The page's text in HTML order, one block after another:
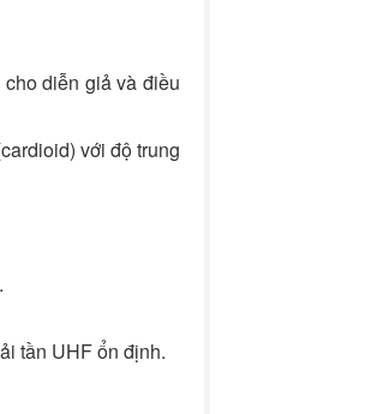
diễn giả và điều
với độ trung
tần UHF ổn định.